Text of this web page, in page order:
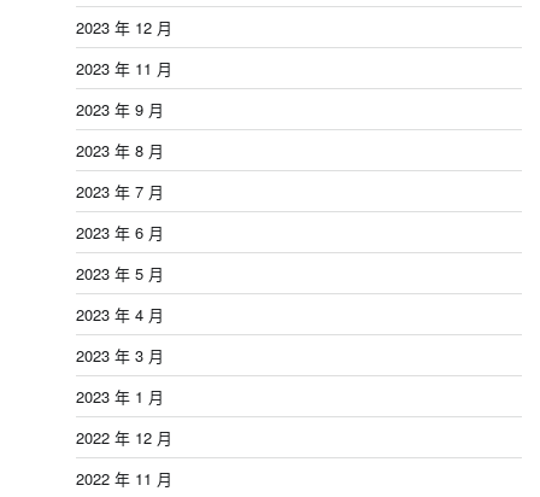
2023 年 12 月
2023 年 11 月
2023 年 9 月
2023 年 8 月
2023 年 7 月
2023 年 6 月
2023 年 5 月
2023 年 4 月
2023 年 3 月
2023 年 1 月
2022 年 12 月
2022 年 11 月